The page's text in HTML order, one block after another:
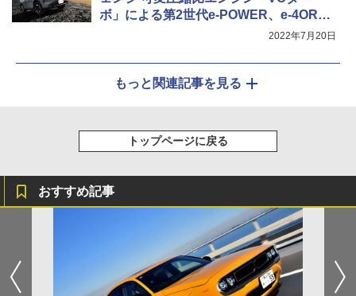
ボ」による第2世代e-POWER、e-4ORCE
搭載で価格は319万8800円から2022年7月20日
もっと関連記事を見る
トップページに戻る
おすすめ記事